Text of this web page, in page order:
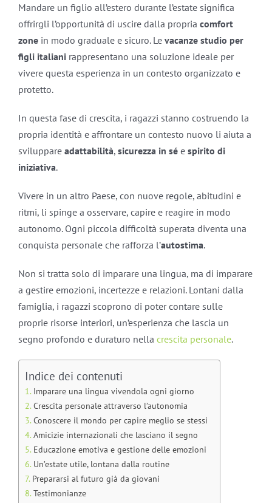
Mandare un figlio all’estero durante l’estate significa
offrirgli l’opportunità di uscire dalla propria comfort
zonein modo graduale e sicuro. Le vacanze studio per
figli italianirappresentano una soluzione ideale per
vivere questa esperienza in un contesto organizzato e
protetto.
In questa fase di crescita, i ragazzi stanno costruendo la
propria identità e affrontare un contesto nuovo li aiuta a
sviluppare adattabilità, sicurezza in sée spirito di
iniziativa.
Vivere in un altro Paese, con nuove regole, abitudini e
ritmi, li spinge a osservare, capire e reagire in modo
autonomo. Ogni piccola difficoltà superata diventa una
conquista personale che rafforza l’autostima.
Non si tratta solo di imparare una lingua, ma di imparare
a gestire emozioni, incertezze e relazioni. Lontani dalla
famiglia, i ragazzi scoprono di poter contare sulle
proprie risorse interiori, un’esperienza che lascia un
segno profondo e duraturo nella crescita personale.
Indice dei contenuti
Imparare una lingua vivendola ogni giorno
Crescita personale attraverso l’autonomia
Conoscere il mondo per capire meglio se stessi
Amicizie internazionali che lasciano il segno
Educazione emotiva e gestione delle emozioni
Un’estate utile, lontana dalla routine
Prepararsi al futuro già da giovani
Testimonianze